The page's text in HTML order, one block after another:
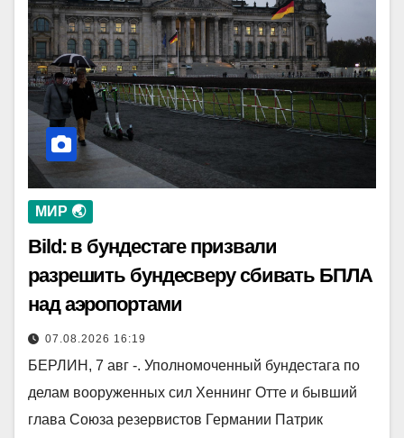
МИР 🌏
Bild: в бундестаге призвали
разрешить бундесверу сбивать БПЛА
над аэропортами
07.08.2026 16:19
БЕРЛИН, 7 авг -. Уполномоченный бундестага по
делам вооруженных сил Хеннинг Отте и бывший
глава Союза резервистов Германии Патрик